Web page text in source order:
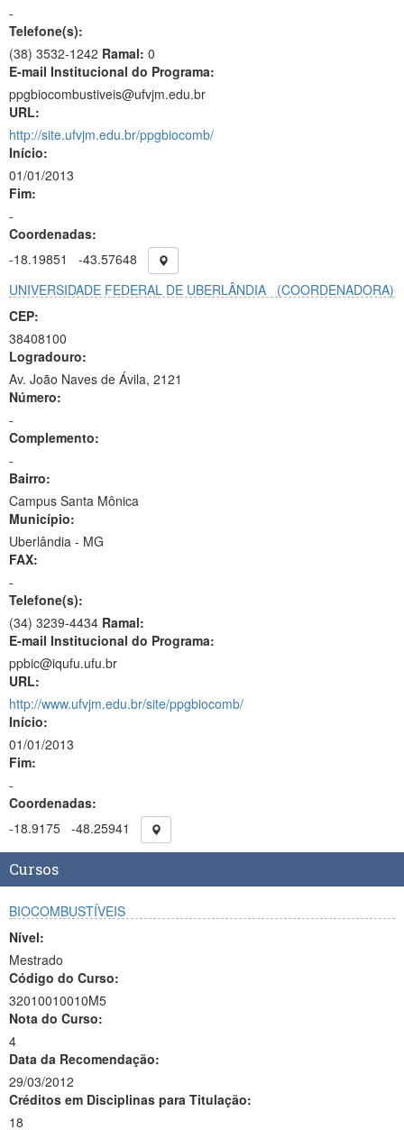
-
Telefone(s):
(38) 3532-1242 Ramal: 0
E-mail Institucional do Programa:
ppgbiocombustiveis@ufvjm.edu.br
URL:
http://site.ufvjm.edu.br/ppgbiocomb/
Início:
01/01/2013
Fim:
-
Coordenadas:
-18.19851
-43.57648
UNIVERSIDADE FEDERAL DE UBERLÂNDIA
(COORDENADORA)
CEP:
38408100
Logradouro:
Av. João Naves de Ávila, 2121
Número:
-
Complemento:
-
Bairro:
Campus Santa Mônica
Município:
Uberlândia - MG
FAX:
-
Telefone(s):
(34) 3239-4434 Ramal:
E-mail Institucional do Programa:
ppbic@iqufu.ufu.br
URL:
http://www.ufvjm.edu.br/site/ppgbiocomb/
Início:
01/01/2013
Fim:
-
Coordenadas:
-18.9175 -48.25941
Cursos
BIOCOMBUSTÍVEIS
Nível:
Mestrado
Código do Curso:
32010010010M5
Nota do Curso:
4
Data da Recomendação:
29/03/2012
Créditos em Disciplinas para Titulação:
18